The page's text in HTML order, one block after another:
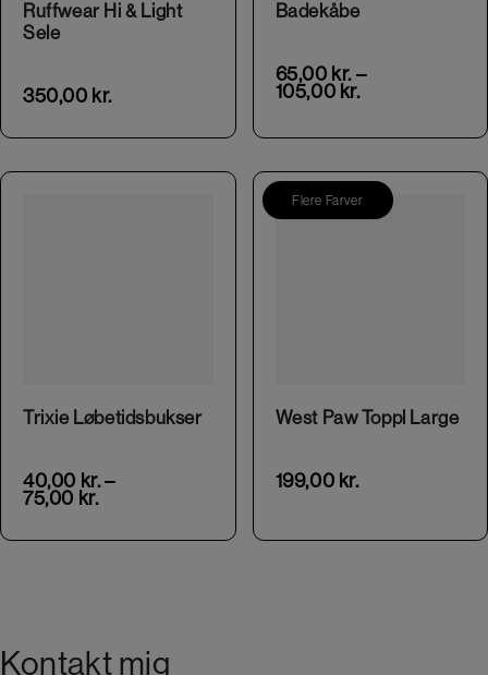
Ruffwear Hi & Light
Sele
350,00 kr.
Badekåbe
65,00 kr.–
105,00 kr.
Trixie Løbetidsbukser
40,00 kr.–
75,00 kr.
Flere Farver
West Paw Toppl Large
199,00 kr.
Kontakt mig